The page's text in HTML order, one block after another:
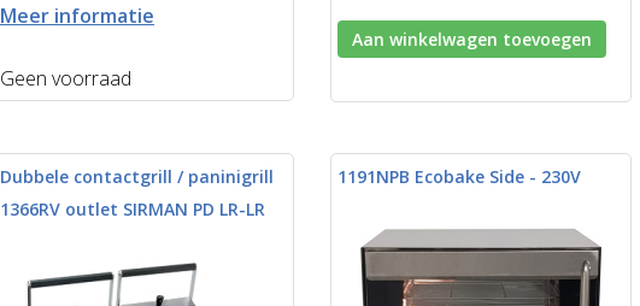
Meer informatie
Geen voorraad
Aan winkelwagen toevoegen
Dubbele contactgrill / paninigrill
1366RV outlet SIRMAN PD LR-LR
1191NPB Ecobake Side - 230V